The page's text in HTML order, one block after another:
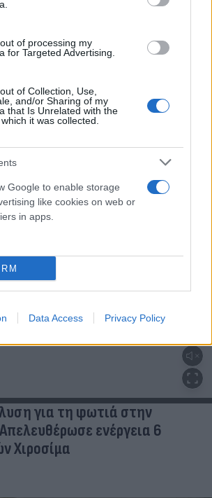
of processing my
for Targeted Advertising.
of Collection, Use,
and/or Sharing of my
that Is Unrelated with the
it was collected.
Google to enable storage
like cookies on web or
in apps.
Data Access Privacy Policy
για τη φωτιά στην
ενέργεια 6
Χιροσίμα